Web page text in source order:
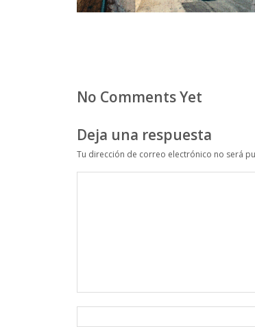
No Comments Yet
Deja una respuesta
Tu dirección de correo electrónico no será